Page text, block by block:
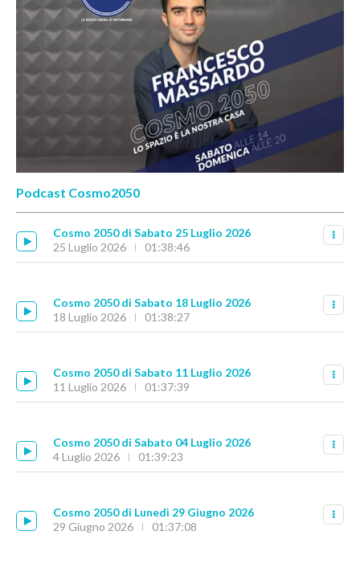
Podcast Cosmo2050
Cosmo 2050 di Sabato 25 Luglio 2026
25 Luglio 2026
01:38:46
Cosmo 2050 di Sabato 18 Luglio 2026
18 Luglio 2026
01:38:27
Cosmo 2050 di Sabato 11 Luglio 2026
11 Luglio 2026
01:37:39
Cosmo 2050 di Sabato 04 Luglio 2026
4 Luglio 2026
01:39:23
Cosmo 2050 di Lunedì 29 Giugno 2026
29 Giugno 2026
01:37:08